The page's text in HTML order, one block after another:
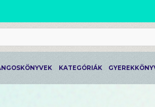
SZERETLEK
KATEGÓRIÁK